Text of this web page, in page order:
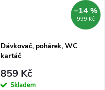
999 Kč
–14 %
Dávkovač, pohárek, WC
kartáč
859 Kč
Skladem